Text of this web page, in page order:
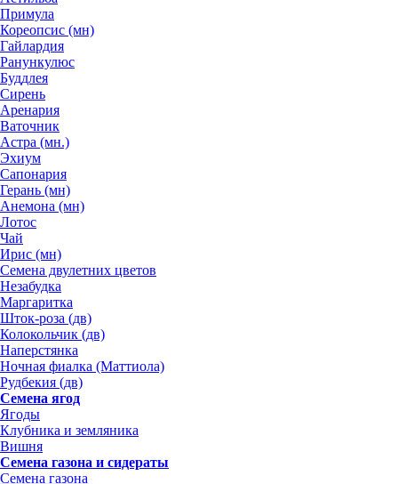
Примула
Кореопсис (мн)
Гайлардия
Ранункулюс
Буддлея
Сирень
Аренария
Ваточник
Астра (мн.)
Эхиум
Сапонария
Герань (мн)
Анемона (мн)
Лотос
Чай
Ирис (мн)
Семена двулетних цветов
Незабудка
Маргаритка
Шток-роза (дв)
Колокольчик (дв)
Наперстянка
Ночная фиалка (Маттиола)
Рудбекия (дв)
Семена ягод
Ягоды
Клубника и земляника
Вишня
Семена газона и сидераты
Семена газона